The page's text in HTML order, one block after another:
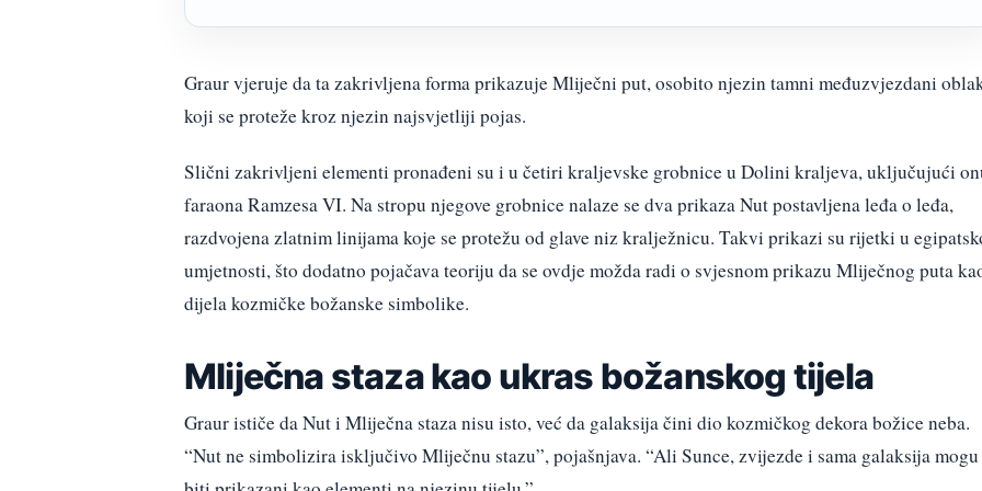
Graur vjeruje da ta zakrivljena forma prikazuje Mliječni put, osobito njezin tamni međuzvjezdani
koji se proteže kroz njezin najsvjetliji pojas.
Slični zakrivljeni elementi pronađeni su i u četiri kraljevske grobnice u Dolini kraljeva, uključujući
faraona Ramzesa VI. Na stropu njegove grobnice nalaze se dva prikaza Nut postavljena leđa o leđa,
razdvojena zlatnim linijama koje se protežu od glave niz kralježnicu. Takvi prikazi su rijetki u
umjetnosti, što dodatno pojačava teoriju da se ovdje možda radi o svjesnom prikazu Mliječnog puta
dijela kozmičke božanske simbolike.
Mliječna staza kao ukras božanskog tijela
Graur ističe da Nut i Mliječna staza nisu isto, već da galaksija čini dio kozmičkog dekora božice neba.
“Nut ne simbolizira isključivo Mliječnu stazu”, pojašnjava. “Ali Sunce, zvijezde i sama galaksija mogu